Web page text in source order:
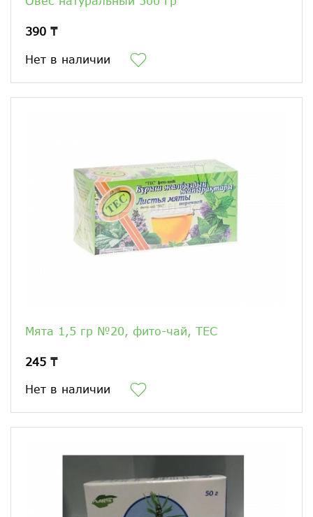
390 ₸
Нет в наличии
Мята 1,5 гр №20, фито-чай, ТЕС
245 ₸
Нет в наличии